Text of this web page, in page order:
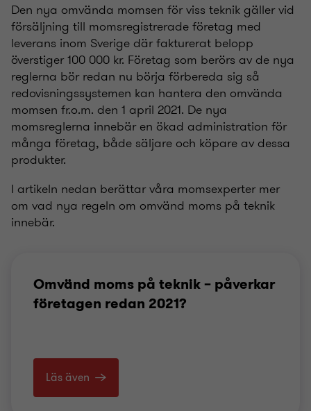
Den nya omvända momsen för viss teknik gäller vid
försäljning till momsregistrerade företag med
leverans inom Sverige där fakturerat belopp
överstiger 100 000 kr. Företag som berörs av de nya
reglerna bör redan nu börja förbereda sig så
redovisningssystemen kan hantera den omvända
momsen fr.o.m. den 1 april 2021. De nya
momsreglerna innebär en ökad administration för
många företag, både säljare och köpare av dessa
produkter.
I artikeln nedan berättar våra momsexperter mer
om vad nya regeln om omvänd moms på teknik
innebär.
Omvänd moms på teknik – påverkar
företagen redan 2021?
Läs även